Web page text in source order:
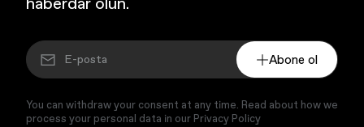
Abone ol
You can withdraw your consent at any time. Read about how we
process your personal data in our Privacy Policy